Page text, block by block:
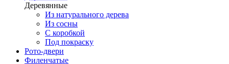
Деревянные
Из натурального дерева
Из сосны
С коробкой
Под покраску
Рото-двери
Филенчатые